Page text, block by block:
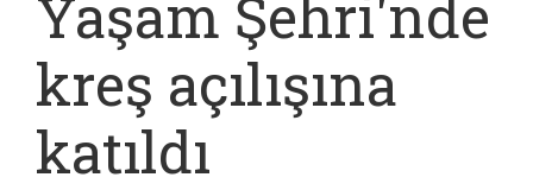
Yaşam Şehri'nde
kreş açılışına
katıldı